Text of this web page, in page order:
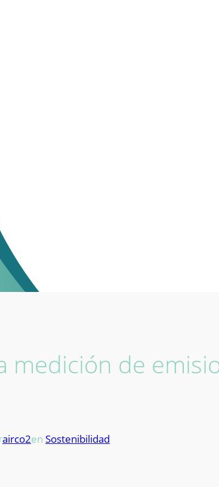
medición de
airco2en Sostenibilidad